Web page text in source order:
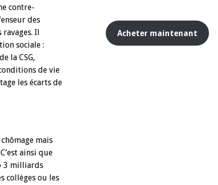
contre-
des
Il
sociale :
la CSG,
de vie
les écarts de
mais
ainsi que
3 milliards
collèges ou les
Acheter maintenant